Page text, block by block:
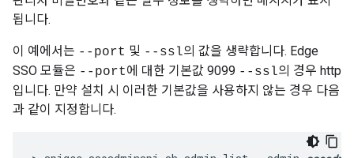
됩니다.
이 예에서는 --port 및 --ssl의 값을 생략합니다. Edge
SSO 모듈은 --port에 대한 기본값 9099 --ssl의 경우 http
입니다. 만약 설치 시 이러한 기본값을 사용하지 않는 경우 다음
과 같이 지정합니다.